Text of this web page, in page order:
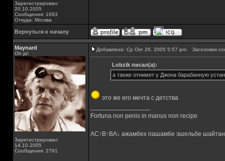
Зарегистрирован:
20.10.2005
Сообщения: 1693
Откуда: Москва
Вернуться к началу
Maynard
Oh ja!
Зарегистрирован:
14.10.2005
Сообщения: 2791
Добавлено: Ср Окт 26, 2005 5:57 pm Заголовок
Lobzik писал(а):
а также отнимет у Джона барабанную
это же его мечта с детства
Fortuna non penis in manus non recipe
AC↑B↑BA↓ ажамбех пашамбе эшельбе